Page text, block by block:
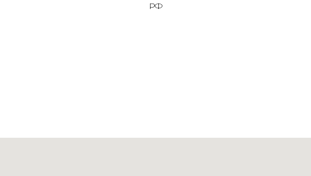
РФ